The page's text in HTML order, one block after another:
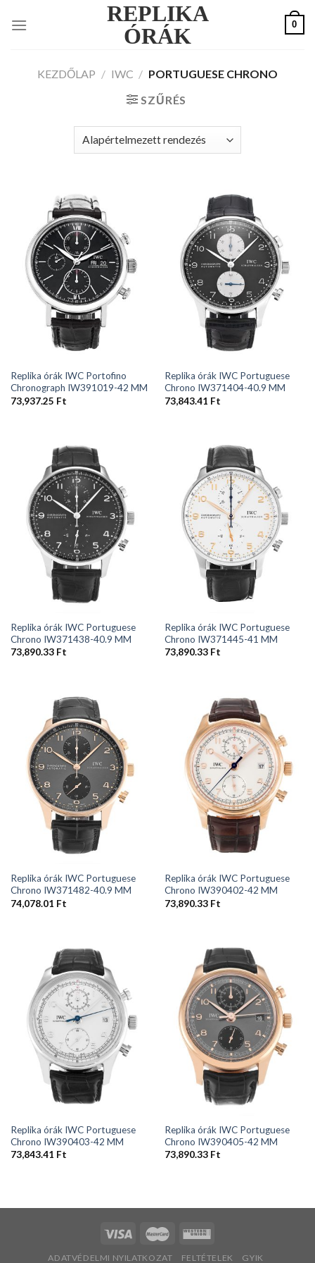
REPLIKA
ÓRÁK
0
KEZDŐLAP / IWC / PORTUGUESE CHRONO
SZŰRÉS
Replika órák IWC Portofino
Chronograph IW391019-42 MM
73,937.25 Ft
Replika órák IWC Portuguese
Chrono IW371404-40.9 MM
73,843.41 Ft
Replika órák IWC Portuguese
Chrono IW371438-40.9 MM
73,890.33 Ft
Replika órák IWC Portuguese
Chrono IW371445-41 MM
73,890.33 Ft
Replika órák IWC Portuguese
Chrono IW371482-40.9 MM
74,078.01 Ft
Replika órák IWC Portuguese
Chrono IW390402-42 MM
73,890.33 Ft
Replika órák IWC Portuguese
Chrono IW390403-42 MM
73,843.41 Ft
Replika órák IWC Portuguese
Chrono IW390405-42 MM
73,890.33 Ft
ADATVÉDELMI NYILATKOZAT FELTÉTELEK
GYIK